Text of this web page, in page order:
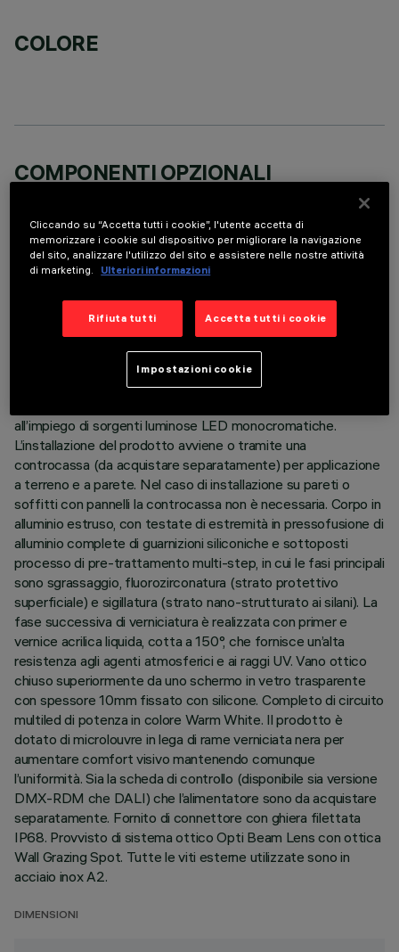
COLORE
COMPONENTI OPZIONALI
DATI TECNICI
all’impiego di sorgenti luminose LED monocromatiche.
L’installazione del prodotto avviene o tramite una
controcassa (da acquistare separatamente) per applicazione
a terreno e a parete. Nel caso di installazione su pareti o
soffitti con pannelli la controcassa non è necessaria. Corpo in
alluminio estruso, con testate di estremità in pressofusione di
alluminio complete di guarnizioni siliconiche e sottoposti
processo di pre-trattamento multi-step, in cui le fasi principali
sono sgrassaggio, fluorozirconatura (strato protettivo
superficiale) e sigillatura (strato nano-strutturato ai silani). La
fase successiva di verniciatura è realizzata con primer e
vernice acrilica liquida, cotta a 150°, che fornisce un’alta
resistenza agli agenti atmosferici e ai raggi UV. Vano ottico
chiuso superiormente da uno schermo in vetro trasparente
con spessore 10mm fissato con silicone. Completo di circuito
multiled di potenza in colore Warm White. Il prodotto è
dotato di microlouvre in lega di rame verniciata nera per
aumentare comfort visivo mantenendo comunque
l’uniformità. Sia la scheda di controllo (disponibile sia versione
DMX-RDM che DALI) che l’alimentatore sono da acquistare
separatamente. Fornito di connettore con ghiera filettata
IP68. Provvisto di sistema ottico Opti Beam Lens con ottica
Wall Grazing Spot. Tutte le viti esterne utilizzate sono in
acciaio inox A2.
DIMENSIONI
Cliccando su “Accetta tutti i cookie”, l'utente accetta di
memorizzare i cookie sul dispositivo per migliorare la navigazione
del sito, analizzare l'utilizzo del sito e assistere nelle nostre attività
di marketing.
Ulteriori informazioni
Rifiuta tutti Accetta tutti i cookie
Impostazioni cookie